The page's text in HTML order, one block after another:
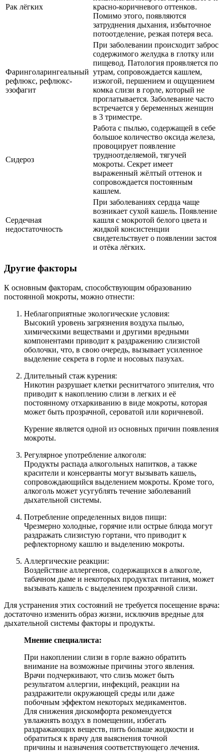
Рак лёгких
красно-коричневого оттенков.
Помимо этого, появляются
затруднения дыхания, избыточное
потоотделение, резкая потеря веса.
Фаринголарингеальный
рефлюкс, рефлюкс-
эзофагит
При заболевании происходит заброс
содержимого желудка в глотку или
пищевод. Патология проявляется по
утрам, сопровождается кашлем,
изжогой, першением и ощущением
комка слизи в горле, который не
проглатывается. Заболевание часто
встречается у беременных женщин
в 3 триместре.
Сидероз
Работа с пылью, содержащей в себе
большое количество оксида железа,
провоцирует появление
трудноотделяемой, тягучей
мокроты. Секрет имеет
выраженный жёлтый оттенок и
сопровождается постоянным
кашлем.
Сердечная
недостаточность
При заболеваниях сердца чаще
возникает сухой кашель. Появление
кашля с мокротой белого цвета и
жидкой консистенции
свидетельствует о появлении застоя
и отёка лёгких.
Другие факторы
К основным факторам, способствующим образованию
постоянной мокроты, можно отнести:
Неблагоприятные экологические условия:
Высокий уровень загрязнения воздуха пылью,
химическими веществами и другими вредными
компонентами приводит к раздражению слизистой
оболочки, что, в свою очередь, вызывает усиленное
выделение секрета в горле и носовых пазухах.
Длительный стаж курения:
Никотин разрушает клетки реснитчатого эпителия, что
приводит к накоплению слизи в легких и её
постоянному отхаркиванию в виде мокроты, которая
может быть прозрачной, сероватой или коричневой.
Курение является одной из основных причин появления
мокроты.
Регулярное употребление алкоголя:
Продукты распада алкогольных напитков, а также
красители и консерванты могут вызывать кашель,
сопровождающийся выделением мокроты. Кроме того,
алкоголь может усугублять течение заболеваний
дыхательной системы.
Потребление определенных видов пищи:
Чрезмерно холодные, горячие или острые блюда могут
раздражать слизистую гортани, что приводит к
рефлекторному кашлю и выделению мокроты.
Аллергические реакции:
Воздействие аллергенов, содержащихся в алкоголе,
табачном дыме и некоторых продуктах питания, может
вызывать кашель с выделением прозрачной слизи.
Для устранения этих состояний не требуется посещение врача:
достаточно изменить образ жизни, исключив вредные для
дыхательной системы факторы и продукты.
Мнение специалиста:
При накоплении слизи в горле важно обратить
внимание на возможные причины этого явления.
Врачи подчеркивают, что слизь может быть
результатом аллергии, инфекций, реакции на
раздражители окружающей среды или даже
побочным эффектом некоторых медикаментов.
Для снижения дискомфорта рекомендуется
увлажнять воздух в помещении, избегать
раздражающих веществ, пить больше жидкости и
обратиться к врачу для выяснения точной
причины и назначения соответствующего лечения.